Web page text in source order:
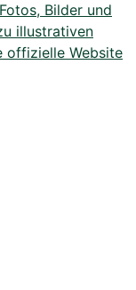
Bilder und
illustrativen
offizielle Website